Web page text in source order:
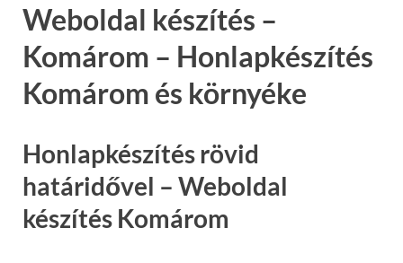
Weboldal készítés –
Komárom – Honlapkészítés
Komárom és környéke
Honlapkészítés rövid
határidővel – Weboldal
készítés Komárom